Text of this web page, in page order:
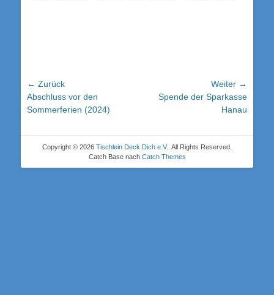
Beitrags-
Navigation
← Zurück
Vorheriger
Beitrag:
Abschluss vor den
Sommerferien (2024)
Weiter →
NächsterSpende der Sparkasse
Hanau
Copyright © 2026 Tischlein Deck Dich e.V. . All Rights Reserved.
Catch Base nach Catch Themes